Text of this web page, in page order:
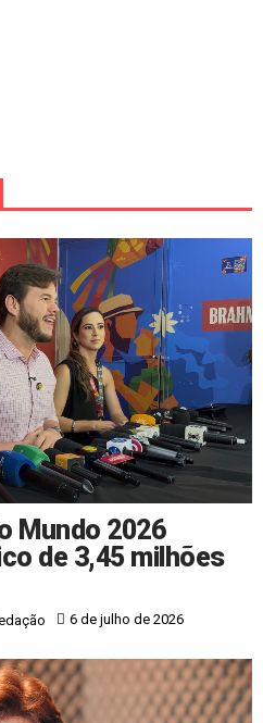
Mundo 2026
de 3,45 milhões
6 de julho de 2026